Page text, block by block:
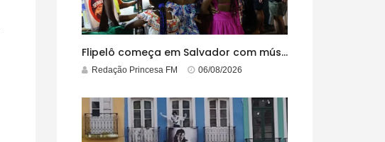
Flipelô começa em Salvador com música, poesia e grande participação
Redação Princesa FM 06/08/2026